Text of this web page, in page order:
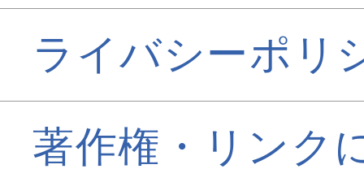
ライバシーポリ
著作権・リンク